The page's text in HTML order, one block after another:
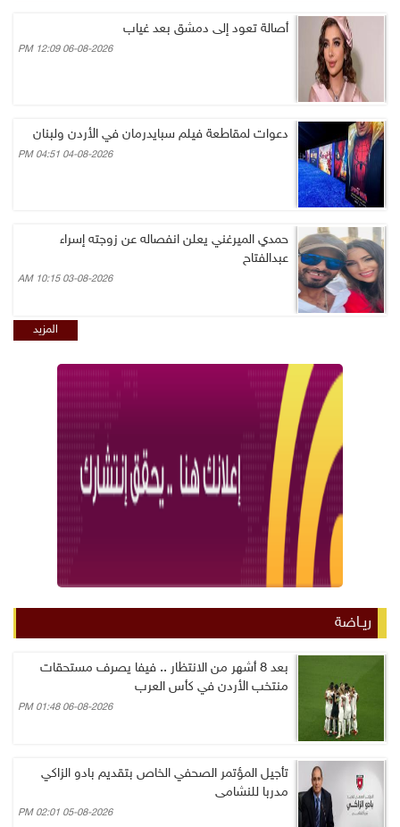
أصالة تعود إلى دمشق بعد غياب
06-08-2026 12:09 PM
دعوات لمقاطعة فيلم سبايدرمان في الأردن ولبنان
04-08-2026 04:51 PM
حمدي الميرغني يعلن انفصاله عن زوجته إسراء
عبدالفتاح
03-08-2026 10:15 AM
المزيد
ريـاضة
بعد 8 أشهر من الانتظار .. فيفا يصرف مستحقات
منتخب الأردن في كأس العرب
06-08-2026 01:48 PM
تأجيل المؤتمر الصحفي الخاص بتقديم بادو الزاكي
مدربا للنشامى
05-08-2026 02:01 PM